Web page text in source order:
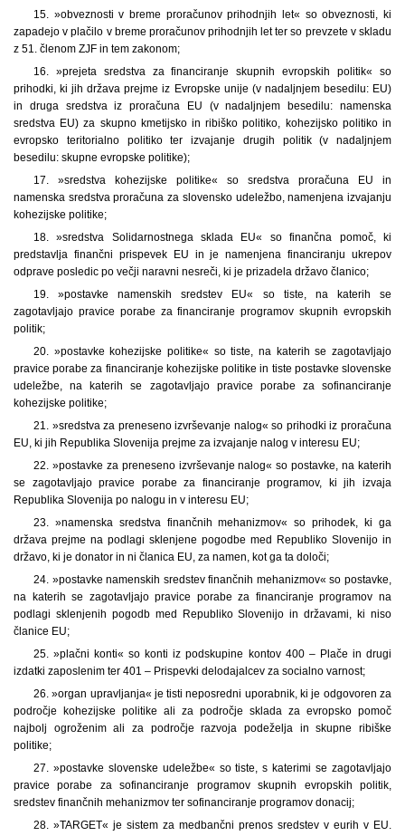
15. »obveznosti v breme proračunov prihodnjih let« so obveznosti, ki
zapadejo v plačilo v breme proračunov prihodnjih let ter so prevzete v skladu
z 51. členom ZJF in tem zakonom;
16. »prejeta sredstva za financiranje skupnih evropskih politik« so
prihodki, ki jih država prejme iz Evropske unije (v nadaljnjem besedilu: EU)
in druga sredstva iz proračuna EU (v nadaljnjem besedilu: namenska
sredstva EU) za skupno kmetijsko in ribiško politiko, kohezijsko politiko in
evropsko teritorialno politiko ter izvajanje drugih politik (v nadaljnjem
besedilu: skupne evropske politike);
17. »sredstva kohezijske politike« so sredstva proračuna EU in
namenska sredstva proračuna za slovensko udeležbo, namenjena izvajanju
kohezijske politike;
18. »sredstva Solidarnostnega sklada EU« so finančna pomoč, ki
predstavlja finančni prispevek EU in je namenjena financiranju ukrepov
odprave posledic po večji naravni nesreči, ki je prizadela državo članico;
19. »postavke namenskih sredstev EU« so tiste, na katerih se
zagotavljajo pravice porabe za financiranje programov skupnih evropskih
politik;
20. »postavke kohezijske politike« so tiste, na katerih se zagotavljajo
pravice porabe za financiranje kohezijske politike in tiste postavke slovenske
udeležbe, na katerih se zagotavljajo pravice porabe za sofinanciranje
kohezijske politike;
21. »sredstva za preneseno izvrševanje nalog« so prihodki iz proračuna
EU, ki jih Republika Slovenija prejme za izvajanje nalog v interesu EU;
22. »postavke za preneseno izvrševanje nalog« so postavke, na katerih
se zagotavljajo pravice porabe za financiranje programov, ki jih izvaja
Republika Slovenija po nalogu in v interesu EU;
23. »namenska sredstva finančnih mehanizmov« so prihodek, ki ga
država prejme na podlagi sklenjene pogodbe med Republiko Slovenijo in
državo, ki je donator in ni članica EU, za namen, kot ga ta določi;
24. »postavke namenskih sredstev finančnih mehanizmov« so postavke,
na katerih se zagotavljajo pravice porabe za financiranje programov na
podlagi sklenjenih pogodb med Republiko Slovenijo in državami, ki niso
članice EU;
25. »plačni konti« so konti iz podskupine kontov 400 – Plače in drugi
izdatki zaposlenim ter 401 – Prispevki delodajalcev za socialno varnost;
26. »organ upravljanja« je tisti neposredni uporabnik, ki je odgovoren za
področje kohezijske politike ali za področje sklada za evropsko pomoč
najbolj ogroženim ali za področje razvoja podeželja in skupne ribiške
politike;
27. »postavke slovenske udeležbe« so tiste, s katerimi se zagotavljajo
pravice porabe za sofinanciranje programov skupnih evropskih politik,
sredstev finančnih mehanizmov ter sofinanciranje programov donacij;
28. »TARGET« je sistem za medbančni prenos sredstev v eurih v EU.